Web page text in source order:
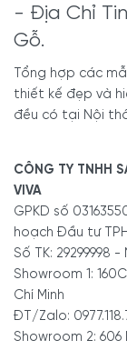
3.1. Bộ bàn làm
dạng chữ L
Chất liệu gỗ tần
Thiết kế chất liệu
tạo nên sự hài
của vị trí cấp cao.
Bàn làm việc gỗ
loại gỗ ghép tự
Với mẫu bàn thiết
sắp xếp đồ thiết
- Địa Chỉ
Gỗ.
Tổng hợp các
thiết kế đẹp và
đều có tại Nội
CÔNG TY TNHH
VIVA
GPKD số
hoạch Đầu tư
Số TK: 29299998
Showroom 1:
Chí Minh
ĐT/Zalo:
Showroom 2: 606